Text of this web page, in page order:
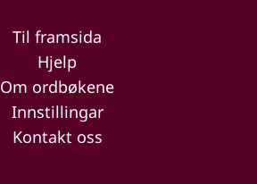
Til framsida
Hjelp
Om ordbøkene
Innstillingar
Kontakt oss